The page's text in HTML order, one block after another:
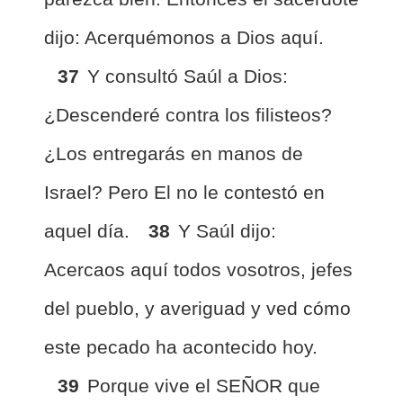
dijo: Acerquémonos a Dios aquí.
37 Y consultó Saúl a Dios:
¿Descenderé contra los filisteos?
¿Los entregarás en manos de
Israel? Pero El no le contestó en
aquel día.
38 Y Saúl dijo:
Acercaos aquí todos vosotros, jefes
del pueblo, y averiguad y ved cómo
este pecado ha acontecido hoy.
39 Porque vive el SEÑOR que